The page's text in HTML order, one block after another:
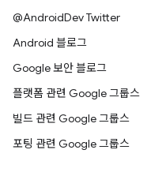
@AndroidDev Twitter
Android 블로그
Google 보안 블로그
플랫폼 관련 Google 그룹스
빌드 관련 Google 그룹스
포팅 관련 Google 그룹스